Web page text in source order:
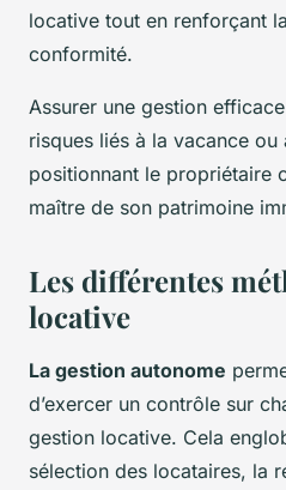
locative tout en renforçant
conformité.
Assurer une gestion
risques liés à la vacance ou
positionnant le propriétaire
maître de son patrimoine
Les différentes
locative
La gestion autonome
d’exercer un contrôle sur
gestion locative. Cela
sélection des locataires, la